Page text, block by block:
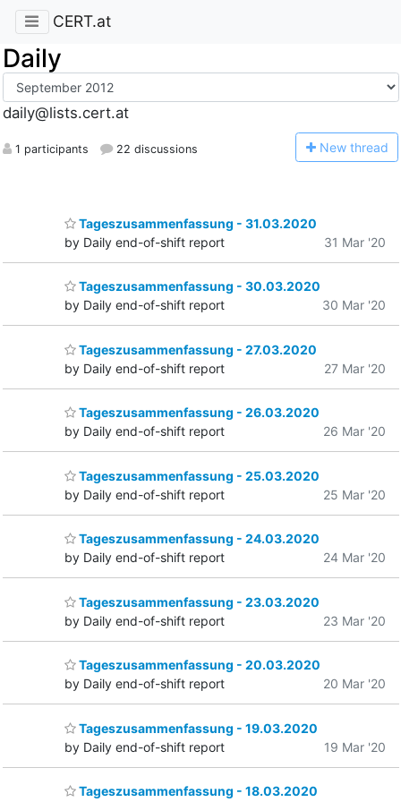
CERT.at
Daily
daily@lists.cert.at
1 participants 22 discussions New thread
Tageszusammenfassung - 31.03.2020
by Daily end-of-shift report
31 Mar '20
Tageszusammenfassung - 30.03.2020
by Daily end-of-shift report
30 Mar '20
Tageszusammenfassung - 27.03.2020
by Daily end-of-shift report
27 Mar '20
Tageszusammenfassung - 26.03.2020
by Daily end-of-shift report
26 Mar '20
Tageszusammenfassung - 25.03.2020
by Daily end-of-shift report
25 Mar '20
Tageszusammenfassung - 24.03.2020
by Daily end-of-shift report
24 Mar '20
Tageszusammenfassung - 23.03.2020
by Daily end-of-shift report
23 Mar '20
Tageszusammenfassung - 20.03.2020
by Daily end-of-shift report
20 Mar '20
Tageszusammenfassung - 19.03.2020
by Daily end-of-shift report
19 Mar '20
Tageszusammenfassung - 18.03.2020